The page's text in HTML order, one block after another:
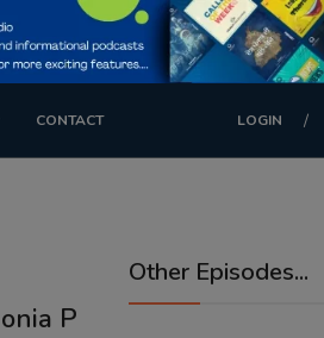
CONTACT LOGIN /
P
Other Episodes...